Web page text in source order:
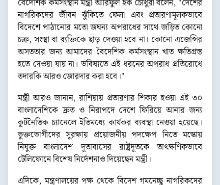
বৈদেশিক কর্মসংস্থান মন্ত্রী আরিফুল হক চৌধুরী বলেন, "দেশের
নাগরিকদের জীবন ঝুঁকিতে ফেলা এবং প্রতারণামূলকভাবে
বিদেশে পাঠানোর মতো জঘন্য অপরাধের সাথে জড়িত কোনো
চক্র, সংস্থা বা ব্যক্তিকে ছাড় দেওয়া হবে না। কোনো এজেন্সির
অসততার জন্য আমাদের বৈদেশিক কর্মসংস্থান খাত ক্ষতিগ্রস্ত
হতে দেওয়া যায় না। ভবিষ্যতে এই ধরনের অপরাধ প্রতিরোধে
তদারকি আরও জোরদার করা হবে।"
মন্ত্রী আরও জানান, রাশিয়ায় প্রতারণার শিকার হওয়া এই ৩০
বাংলাদেশিকে দ্রুত ও নিরাপদে দেশে ফিরিয়ে আনার জন্য
কূটনৈতিক চ্যানেলে ইতিমধ্যে কার্যকর ব্যবস্থা নেওয়া হয়েছে।
ভুক্তভোগীদের সুরক্ষায় প্রয়োজনীয় পদক্ষেপ নিতে মস্কোয়
নিযুক্ত বাংলাদেশ দূতাবাসের রাষ্ট্রদূতকে তাৎক্ষণিকভাবে
টেলিফোনে বিশেষ নির্দেশনাও দিয়েছেন মন্ত্রী।
এদিকে, মন্ত্রণালয়ের পক্ষ থেকে বিদেশ গমনেচ্ছু নাগরিকদের